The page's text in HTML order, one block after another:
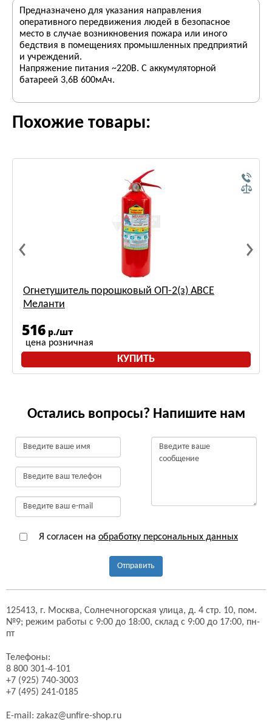
Предназначено для указания направления
оперативного передвижения людей в безопасное
место в случае возникновения пожара или иного
бедствия в помещениях промышленных предприятий
и учреждений.
Напряжение питания ~220В. С аккумуляторной
батареей 3,6В 600мАч.
Похожие товары:
Огнетушитель порошковый ОП-2(з) АВСЕ
Меланти
516 р./шт
цена розничная
КУПИТЬ
Остались вопросы? Напишите нам
Я согласен на обработку персональных данных
Отправить
125413, г. Москва, Солнечногорская улица, д. 4 стр. 10, пом.
№9; режим работы с 9:00 до 18:00, склад с 9:00 до 17:00, пн-
пт
Телефоны:
8 800 301-4-101
+7 (925) 740-3003
+7 (495) 241-0185
E-mail: zakaz@unfire-shop.ru